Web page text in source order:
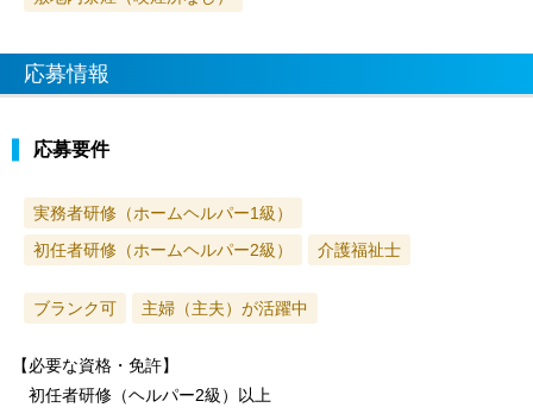
応募情報
応募要件
実務者研修（ホームヘルパー1級）
初任者研修（ホームヘルパー2級）
介護福祉士
ブランク可 主婦（主夫）が活躍中
【必要な資格・免許】
初任者研修（ヘルパー2級）以上